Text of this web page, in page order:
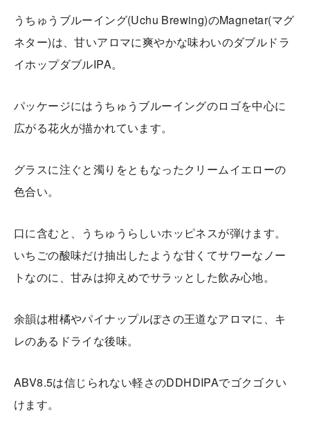
うちゅうブルーイング(Uchu Brewing)のMagnetar(マグ
ネター)は、甘いアロマに爽やかな味わいのダブルドラ
イホップダブルIPA。
パッケージにはうちゅうブルーイングのロゴを中心に
広がる花火が描かれています。
グラスに注ぐと濁りをともなったクリームイエローの
色合い。
口に含むと、うちゅうらしいホッピネスが弾けます。
いちごの酸味だけ抽出したような甘くてサワーなノー
トなのに、甘みは抑えめでサラッとした飲み心地。
余韻は柑橘やパイナップルぽさの王道なアロマに、キ
レのあるドライな後味。
ABV8.5は信じられない軽さのDDHDIPAでゴクゴクい
けます。